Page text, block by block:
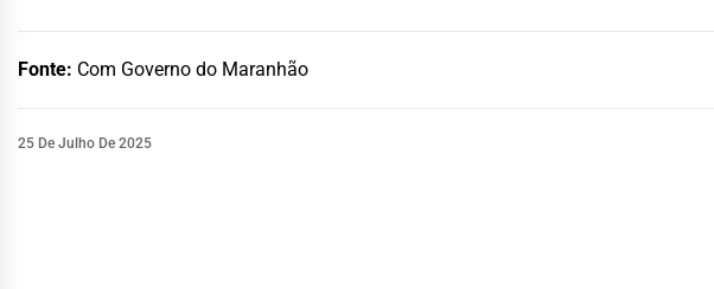
Fonte: Com Governo do Maranhão
25 De Julho De 2025